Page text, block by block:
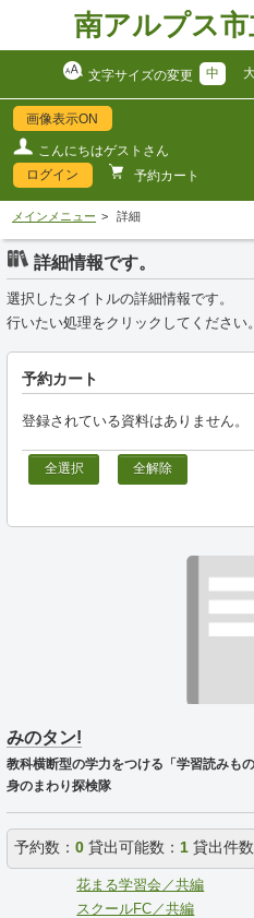
南アルプス
文字サイズの変更 中
画像表示ON
こんにちはゲストさん
ログイン
予約カート
メインメニュー 詳細
詳細情報です。
選択したタイトルの詳細情報です。
行いたい処理をクリックしてください。
予約カート
登録されている資料はありません。
全選択 全解除
みのタン!
教科横断型の学力をつける「学習読みもの
身のまわり探検隊
予約数： 0貸出可能数： 1貸出件数
花まる学習会／共編
スクールFC／共編